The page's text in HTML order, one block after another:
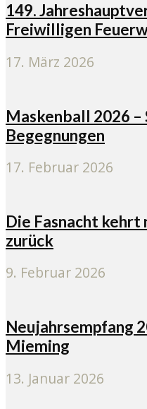
149.
Freiwilligen
17. März 2026
Maskenball 2026 –
Begegnungen
17. Februar 2026
Die Fasnacht
zurück
9. Februar 2026
Neujahrsempfang
Mieming
13. Januar 2026